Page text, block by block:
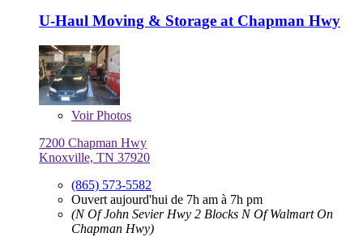
U-Haul Moving & Storage at Chapman Hwy
VoirPhotos
7200 Chapman Hwy
Knoxville, TN 37920
(865) 573-5582
Ouvert aujourd'hui de 7h am à 7h pm
(N Of John Sevier Hwy 2 Blocks N Of Walmart On
Chapman Hwy)